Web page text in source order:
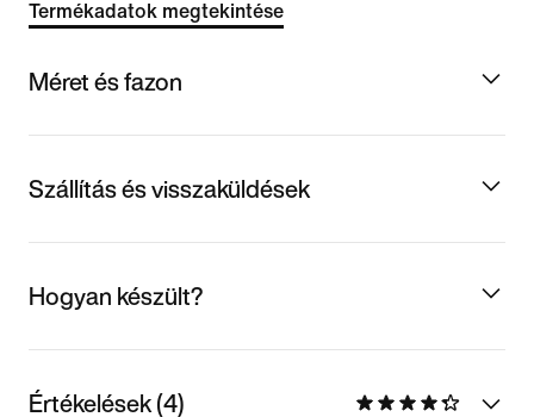
Termékadatok megtekintése
Méret és fazon
Szállítás és visszaküldések
Hogyan készült?
Értékelések (4)